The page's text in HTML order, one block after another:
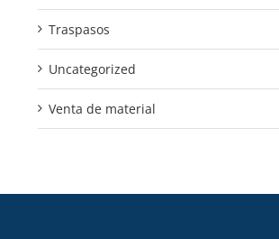
Traspasos
Uncategorized
Venta de material